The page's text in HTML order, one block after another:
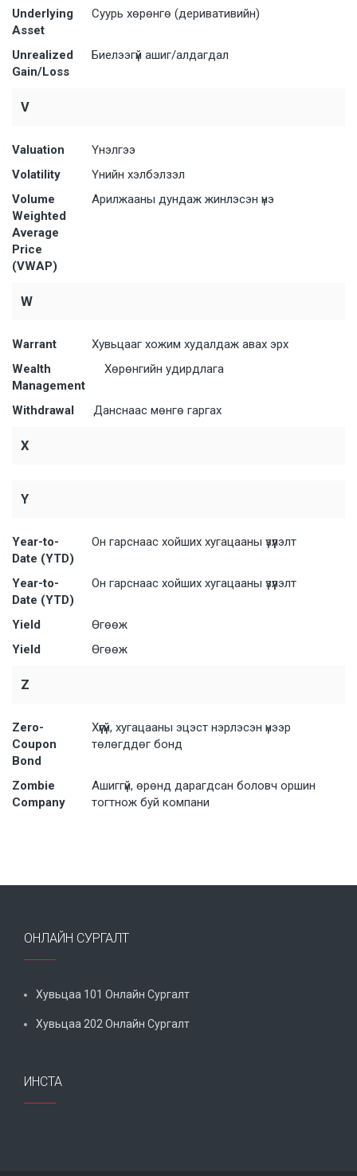
Underlying
Asset
Суурь хөрөнгө (деривативийн)
Unrealized
Gain/Loss
Биелээгүй ашиг/алдагдал
V
Valuation
Үнэлгээ
Volatility
Үнийн хэлбэлзэл
Volume
Weighted
Average
Price
(VWAP)
Арилжааны дундаж жинлэсэн үнэ
W
Warrant
Хувьцааг хожим худалдаж авах эрх
Wealth
Management
Хөрөнгийн удирдлага
Withdrawal Данснаас мөнгө гаргах
X
Y
Year-to-
Date (YTD)
Он гарснаас хойших хугацааны үзүүлэлт
Year-to-
Date (YTD)
Он гарснаас хойших хугацааны үзүүлэлт
Yield
Өгөөж
Yield
Өгөөж
Z
Zero-
Coupon
Bond
Хүүгүй, хугацааны эцэст нэрлэсэн үнээр
төлөгддөг бонд
Zombie
Company
Ашиггүй, өрөнд дарагдсан боловч оршин
тогтнож буй компани
ОНЛАЙН СУРГАЛТ
Хувьцаa 101 Онлайн Сургалт
Хувьцаa 202 Онлайн Сургалт
ИНСТА